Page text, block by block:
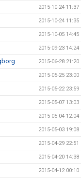
2015-10-24 11:37
2015-10-24 11:35
2015-10-05 14:45
2015-09-23 14:24
2015-06-28 21:20
2015-05-25 23:00
2015-05-22 23:59
2015-05-07 13:03
2015-05-04 12:04
2015-05-03 19:08
2015-04-29 22:51
2015-04-20 14:38
2015-04-12 00:10